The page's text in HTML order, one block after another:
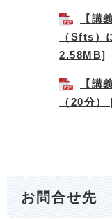
【講
（Sfts）
2.58MB]
【講
（20分
お問合せ先